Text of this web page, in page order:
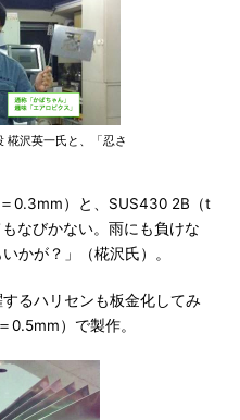
沢英一氏と、「忍さ
0.3mm）と、SUS430 2B（t
なびかない。雨にも負けな
かが？」（椛沢氏）。
るハリセンも板金化してみ
0.5mm）で製作。